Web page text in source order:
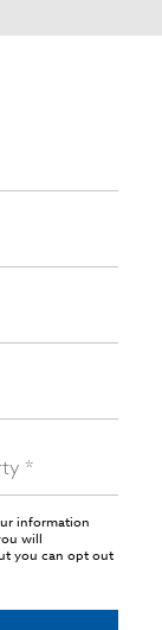
information
will
you can opt out